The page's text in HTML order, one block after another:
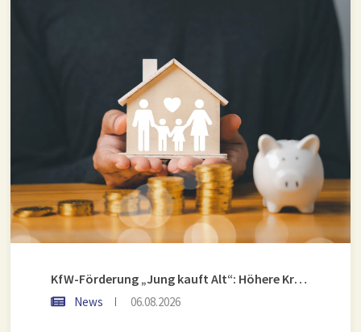
KfW-Förderung „Jung kauft Alt“: Höhere Kredite ab August 2026
News 06.08.2026